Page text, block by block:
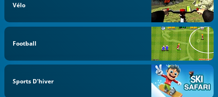
Vélo
Football
Sports D'hiver